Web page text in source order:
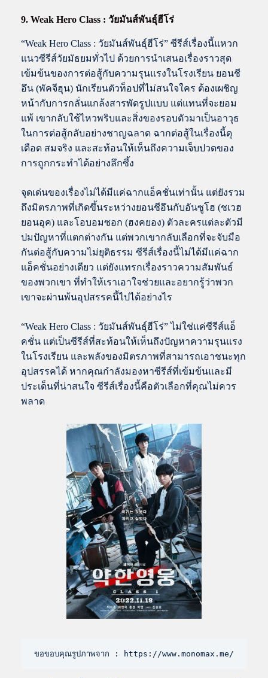
9. Weak Hero Class : วัยมันส์พันธุ์ฮีโร่
“Weak Hero Class : วัยมันส์พันธุ์ฮีโร่” ซีรีส์เรื่องนี้แหวก
แนวซีรีส์วัยมัธยมทั่วไป ด้วยการนำเสนอเรื่องราวสุด
เข้มข้นของการต่อสู้กับความรุนแรงในโรงเรียน ยอนชี
อึน (พัคจีฮุน) นักเรียนตัวท็อปที่ไม่สนใจใคร ต้องเผชิญ
หน้ากับการกลั่นแกล้งสารพัดรูปแบบ แต่แทนที่จะยอม
แพ้ เขากลับใช้ไหวพริบและสิ่งของรอบตัวมาเป็นอาวุธ
ในการต่อสู้กลับอย่างชาญฉลาด ฉากต่อสู้ในเรื่องนี้ดุ
เดือด สมจริง และสะท้อนให้เห็นถึงความเจ็บปวดของ
การถูกกระทำได้อย่างลึกซึ้ง
จุดเด่นของเรื่องไม่ได้มีแค่ฉากแอ็คชั่นเท่านั้น แต่ยังรวม
ถึงมิตรภาพที่เกิดขึ้นระหว่างยอนชีอึนกับอันซูโฮ (ชเวฮ
ยอนอุค) และโอบอมซอก (ฮงคยอง) ตัวละครแต่ละตัวมี
ปมปัญหาที่แตกต่างกัน แต่พวกเขากลับเลือกที่จะจับมือ
กันต่อสู้กับความไม่ยุติธรรม ซีรีส์เรื่องนี้ไม่ได้มีแค่ฉาก
แอ็คชั่นอย่างเดียว แต่ยังแทรกเรื่องราวความสัมพันธ์
ของพวกเขา ที่ทำให้เราเอาใจช่วยและอยากรู้ว่าพวก
เขาจะผ่านพ้นอุปสรรคนี้ไปได้อย่างไร
“Weak Hero Class : วัยมันส์พันธุ์ฮีโร่” ไม่ใช่แค่ซีรีส์แอ็
คชั่น แต่เป็นซีรีส์ที่สะท้อนให้เห็นถึงปัญหาความรุนแรง
ในโรงเรียน และพลังของมิตรภาพที่สามารถเอาชนะทุก
อุปสรรคได้ หากคุณกำลังมองหาซีรีส์ที่เข้มข้นและมี
ประเด็นที่น่าสนใจ ซีรีส์เรื่องนี้คือตัวเลือกที่คุณไม่ควร
พลาด
ขอขอบคุณรูปภาพจาก : https://www.monomax.me/